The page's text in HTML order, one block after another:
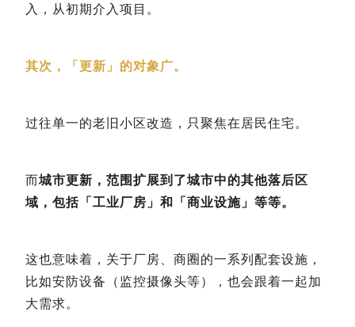
入，从初期介入项目。
其次，「更新」的对象广。
过往单一的老旧小区改造，只聚焦在居民住宅。
而城市更新，范围扩展到了城市中的其他落后区
域，包括「工业厂房」和「商业设施」等等。
这也意味着，关于厂房、商圈的一系列配套设施，
比如安防设备（监控摄像头等），也会跟着一起加
大需求。